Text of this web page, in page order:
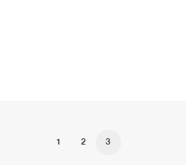
1 2 3